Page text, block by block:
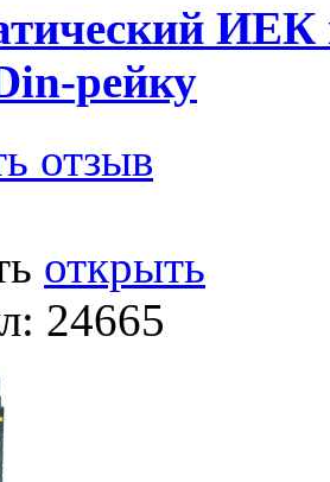
рейку
отзыв
открыть
24665